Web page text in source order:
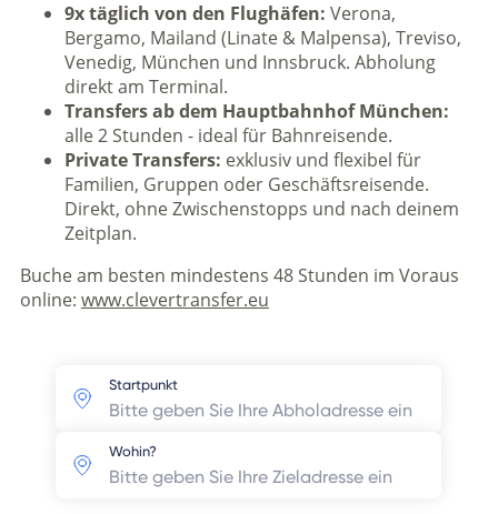
9x täglich von den Flughäfen: Verona,
Bergamo, Mailand (Linate & Malpensa), Treviso,
Venedig, München und Innsbruck. Abholung
direkt am Terminal.
Transfers ab dem Hauptbahnhof München:
alle 2 Stunden - ideal für Bahnreisende.
Private Transfers: exklusiv und flexibel für
Familien, Gruppen oder Geschäftsreisende.
Direkt, ohne Zwischenstopps und nach deinem
Zeitplan.
Buche am besten mindestens 48 Stunden im Voraus
online: www.clevertransfer.eu